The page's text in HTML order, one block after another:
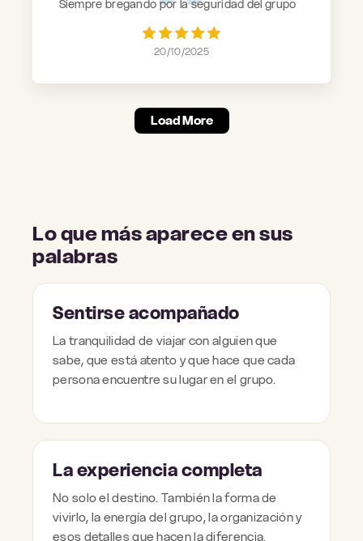
Siempre bregando por la seguridad del grupo
tanto sea para salidas a la montaña como
para organizar un viajes de relax.
20/10/2025
Load More
Lo que más aparece en sus
palabras
Sentirse acompañado
La tranquilidad de viajar con alguien que
sabe, que está atento y que hace que cada
persona encuentre su lugar en el grupo.
La experiencia completa
No solo el destino. También la forma de
vivirlo, la energía del grupo, la organización y
esos detalles que hacen la diferencia.